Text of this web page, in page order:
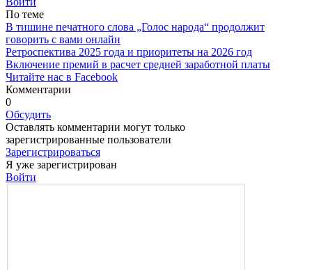
По теме
В тишине печатного слова „Голос народа“ продолжит
говорить с вами онлайн
Ретроспектива 2025 года и приоритеты на 2026 год
Включение премий в расчет средней заработной платы
Читайте нас в Facebook
Комментарии
0
Обсудить
Оставлять комментарии могут только
зарегистрированные пользователи
Зарегистрироваться
Я уже зарегистрирован
Войти